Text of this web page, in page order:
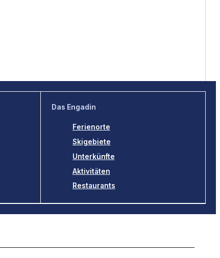
Das Engadin
Ferienorte
Skigebiete
Unterkünfte
Aktivitäten
Restaurants